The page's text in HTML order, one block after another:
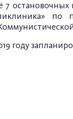
7 остановочных
по
году